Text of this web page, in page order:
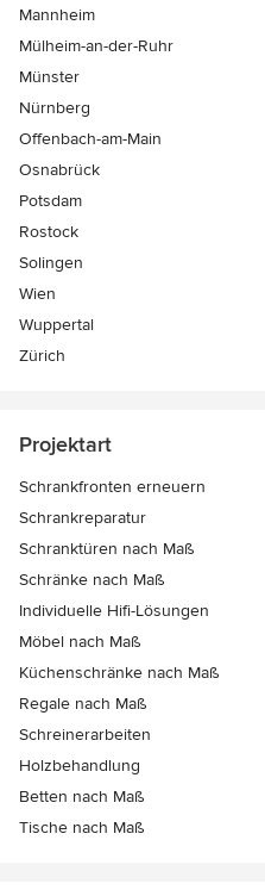
Mannheim
Mülheim-an-der-Ruhr
Münster
Nürnberg
Offenbach-am-Main
Osnabrück
Potsdam
Rostock
Solingen
Wien
Wuppertal
Zürich
Projektart
Schrankfronten erneuern
Schrankreparatur
Schranktüren nach Maß
Schränke nach Maß
Individuelle Hifi-Lösungen
Möbel nach Maß
Küchenschränke nach Maß
Regale nach Maß
Schreinerarbeiten
Holzbehandlung
Betten nach Maß
Tische nach Maß